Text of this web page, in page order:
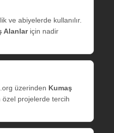
ve abiyelerde kullanılır.
Alanlariçin nadir
üzerinden Kumaş
özel projelerde tercih